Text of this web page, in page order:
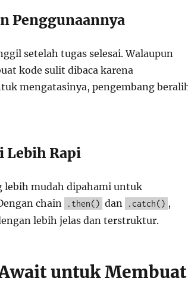
Penggunaannya
setelah tugas selesai. Walaupun
kode sulit dibaca karena
mengatasinya, pengembang
Lebih Rapi
lebih mudah dipahami untuk
chain
.then() dan .catch() ,
lebih jelas dan terstruktur.
untuk Membuat